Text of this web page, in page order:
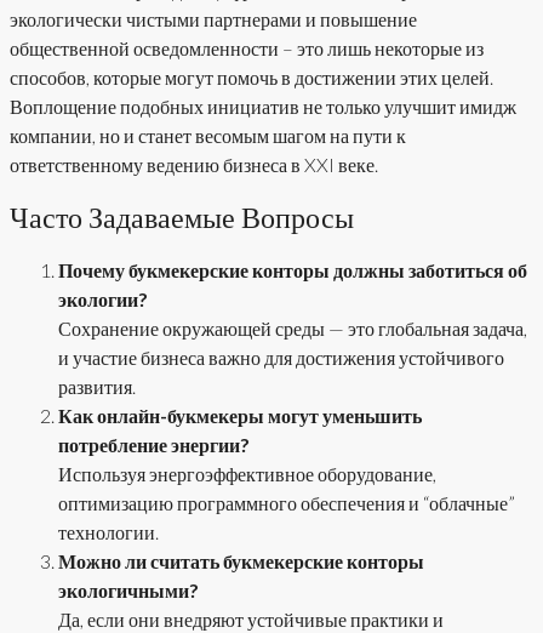
экологически чистыми партнерами и повышение
общественной осведомленности – это лишь некоторые из
способов, которые могут помочь в достижении этих целей.
Воплощение подобных инициатив не только улучшит имидж
компании, но и станет весомым шагом на пути к
ответственному ведению бизнеса в XXI веке.
Часто Задаваемые Вопросы
Почему букмекерские конторы должны заботиться об
экологии?
Сохранение окружающей среды — это глобальная задача,
и участие бизнеса важно для достижения устойчивого
развития.
Как онлайн-букмекеры могут уменьшить
потребление энергии?
Используя энергоэффективное оборудование,
оптимизацию программного обеспечения и “облачные”
технологии.
Можно ли считать букмекерские конторы
экологичными?
Да, если они внедряют устойчивые практики и